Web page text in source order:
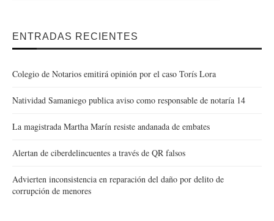
ENTRADAS RECIENTES
Colegio de Notarios emitirá opinión por el caso Torís Lora
Natividad Samaniego publica aviso como responsable de notaría 14
La magistrada Martha Marín resiste andanada de embates
Alertan de ciberdelincuentes a través de QR falsos
Advierten inconsistencia en reparación del daño por delito de
corrupción de menores